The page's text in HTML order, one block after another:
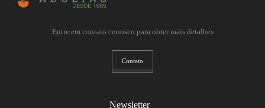
Entre em contato conosco para obter mais detalhes
Contato
Newsletter